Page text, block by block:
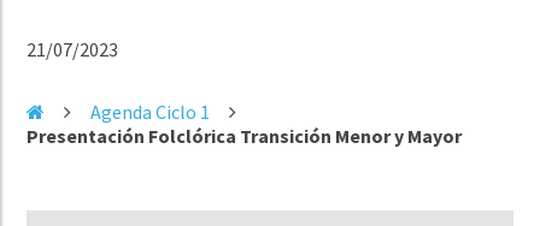
21/07/2023
Agenda Ciclo 1
Presentación Folclórica Transición Menor y Mayor